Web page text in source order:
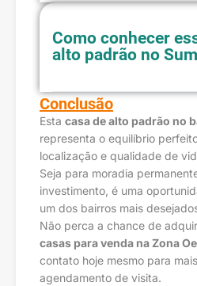
Como conhecer
alto padrão no
Conclusão
Esta casa de alto padrão no
representa o equilíbrio
localização e qualidade de
Seja para moradia
investimento, é uma
um dos bairros mais
Não perca a chance de
casas para venda na Zona
contato hoje mesmo para
agendamento de visita.